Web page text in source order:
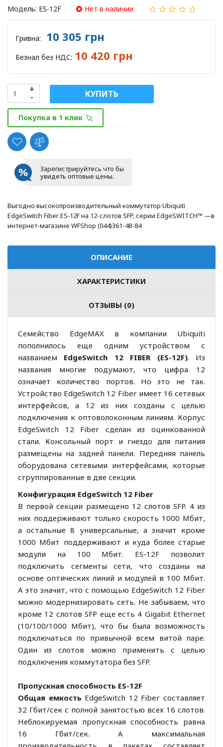
Модель: ES-12F Нет в наличии
Гривна: 10 305 грн
Безнал без НДС: 10 420 грн
КУПИТЬ
Покупка в 1 клик
Зарегистрируйтесь что бы
увидеть оптовые цены.
Выгодно высокопроизводительный коммутатор Ubiquiti
EdgeSwitch Fiber ES‑12F на 12-слотов SFP, серии EdgeSWITCH™ —в
интернет-магазине WFShop (044)361-48-84
ОПИСАНИЕ
ХАРАКТЕРИСТИКИ
ОТЗЫВЫ (0)
Семейство EdgeMAX в компании Ubiquiti
пополнилось еще одним устройством с
названием EdgeSwitch 12 FIBER (ES-12F). Из
названия многие подумают, что цифра 12
означает количество портов. Но это не так.
Устройство EdgeSwitch 12 Fiber имеет 16 сетевых
интерфейсов, а 12 из них созданы с целью
подключения к оптоволоконным линиям. Корпус
EdgeSwitch 12 Fiber сделан из оцинкованной
стали. Консольный порт и гнездо для питания
размещены на задней панели. Передняя панель
оборудована сетевыми интерфейсами, которые
сгруппированные в две секции.
Конфигурация EdgeSwitch 12 Fiber
В первой секции размещено 12 слотов SFP. 4 из
них поддерживают только скорость 1000 Мбит,
а остальные 8 универсальные, а значит кроме
1000 Мбит поддерживают и куда более старые
модули на 100 Мбит. ES-12F позволит
подключить сегменты сети, что созданы на
основе оптических линий и модулей в 100 Мбит.
А это значит, что с помощью EdgeSwitch 12 Fiber
можно модернизировать сеть. Не забываем, что
кроме 12 слотов SFP еще есть 4 Gigabit Ethernet
(10/100/1000 Мбит), что бы была возможность
подключаться по привычной всем витой паре.
Один из слотов можно применить с целью
подключения коммутатора без SFP.
Пропускная способность ES-12F
Общая емкость EdgeSwitch 12 Fiber составляет
32 Гбит/сек с полной занятостью всех 16 слотов.
Неблокируемая пропускная способность равна
16 Гбит/сек. А максимальная